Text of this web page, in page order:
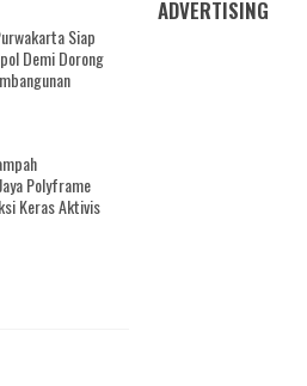
Siap
Demi Dorong
Polyframe
Keras Aktivis
ADVERTISING